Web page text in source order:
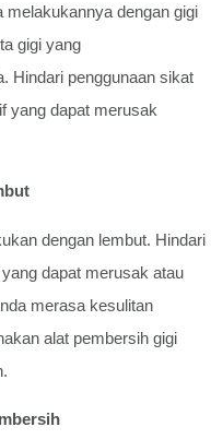
melakukannya dengan gigi
gigi yang
Hindari penggunaan sikat
yang dapat merusak
dengan lembut. Hindari
dapat merusak atau
merasa kesulitan
alat pembersih gigi